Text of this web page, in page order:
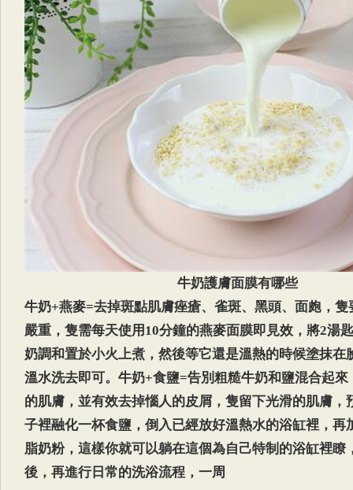
牛奶護膚面膜有哪些
牛奶+燕麥=去掉斑點肌膚痤瘡、雀斑、黑頭、面皰，隻
嚴重，隻需每天使用10分鐘的燕麥面膜即見效，將2湯
奶調和置於小火上煮，然後等它還是溫熱的時候塗抹在
溫水洗去即可。牛奶+食鹽=告別粗糙牛奶和鹽混合起來
的肌膚，並有效去掉惱人的皮屑，隻留下光滑的肌膚，
子裡融化一杯食鹽，倒入已經放好溫熱水的浴缸裡，再
脂奶粉，這樣你就可以躺在這個為自己特制的浴缸裡瞭
後，再進行日常的洗浴流程，一周